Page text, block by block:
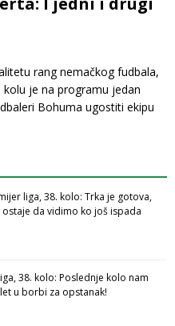
rang nemačkog fudbala,
kolu je na programu jedan
Bohuma ugostiti ekipu
liga, 38. kolo: Trka je gotova,
ostaje da vidimo ko još ispada
38. kolo: Poslednje kolo nam
u borbi za opstanak!